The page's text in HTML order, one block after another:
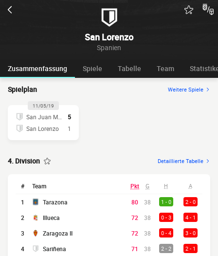
San Lorenzo
Spanien
Zusammenfassung Spiele Tabelle Team
Spielplan Weitere Spiele
11/05/19
5
San Lorenzo
1
4. Division Detaillierte Tabelle
# Team Pkt G H A
1 Tarazona 80 38 1 - 0 2 - 0
2 Illueca 72 38 0 - 3 4 - 1
3 Zaragoza II 72 38 0 - 4 3 - 0
4 Sariñena 71 38 2 - 2 2 - 1